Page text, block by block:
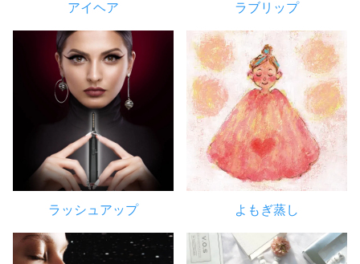
アイヘア ラブリップ
ラッシュアップ よもぎ蒸し